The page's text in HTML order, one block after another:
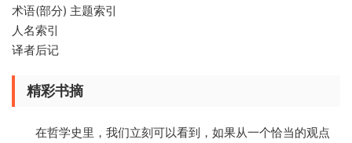
术语(部分) 主题索引
人名索引
译者后记
精彩书摘
在哲学史里，我们立刻可以看到，如果从一个恰当的观点